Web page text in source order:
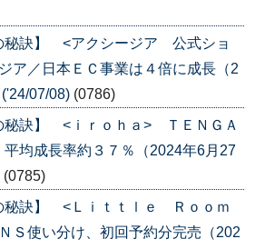
秘訣】 <アクシージア 公式ショ
ア／日本ＥＣ事業は４倍に成長（2
07/08) (0786)
秘訣】 <ｉｒｏｈａ> ＴＥＮＧＡ
平均成長率約３７％（2024年6月27
(0785)
秘訣】 <Ｌｉｔｔｌｅ Ｒｏｏｍ
Ｓ使い分け、初回予約分完売（202